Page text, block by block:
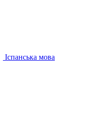
Іспанська мова